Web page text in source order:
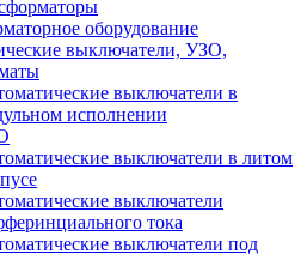
оборудование
выключатели, УЗО,
выключатели в
исполнении
выключатели в литом
выключатели
тока
выключатели под